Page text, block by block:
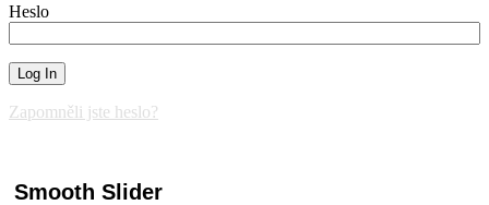
Heslo
Zapomněli jste heslo?
Smooth Slider